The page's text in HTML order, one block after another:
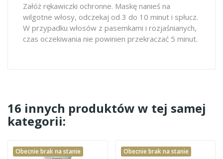
Załóż rękawiczki ochronne. Maskę nanieś na
wilgotne włosy, odczekaj od 3 do 10 minut i spłucz.
W przypadku włosów z pasemkami i rozjaśnianych,
czas oczekiwania nie powinien przekraczać 5 minut.
16 innych produktów w tej samej
kategorii:
Obecnie brak na stanie Obecnie brak na stanie